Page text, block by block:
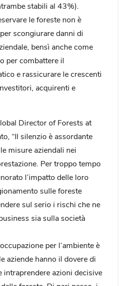
stabili al 43%).
le foreste non è
scongiurare danni di
bensì anche come
per combattere il
e rassicurare le crescenti
acquirenti e
Director of Forests at
“Il silenzio è assordante
misure aziendali nei
Per troppo tempo
l’impatto delle loro
sulle foreste
sul serio i rischi che ne
sia sulla società
per l’ambiente è
aziende hanno il dovere di
intraprendere azioni decisive